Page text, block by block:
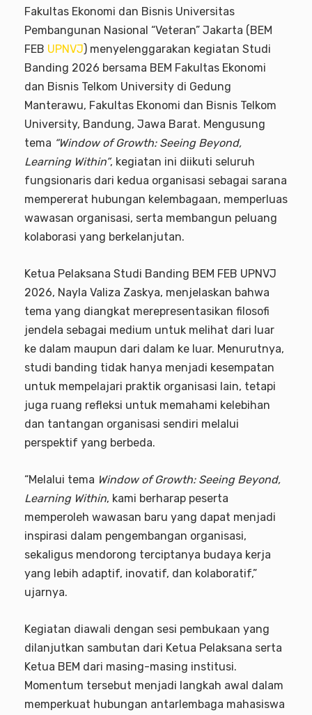
Fakultas Ekonomi dan Bisnis Universitas
Pembangunan Nasional “Veteran” Jakarta (BEM
FEB UPNVJ) menyelenggarakan kegiatan Studi
Banding 2026 bersama BEM Fakultas Ekonomi
dan Bisnis Telkom University di Gedung
Manterawu, Fakultas Ekonomi dan Bisnis Telkom
University, Bandung, Jawa Barat. Mengusung
tema “Window of Growth: Seeing Beyond,
Learning Within”, kegiatan ini diikuti seluruh
fungsionaris dari kedua organisasi sebagai sarana
mempererat hubungan kelembagaan, memperluas
wawasan organisasi, serta membangun peluang
kolaborasi yang berkelanjutan.
Ketua Pelaksana Studi Banding BEM FEB UPNVJ
2026, Nayla Valiza Zaskya, menjelaskan bahwa
tema yang diangkat merepresentasikan filosofi
jendela sebagai medium untuk melihat dari luar
ke dalam maupun dari dalam ke luar. Menurutnya,
studi banding tidak hanya menjadi kesempatan
untuk mempelajari praktik organisasi lain, tetapi
juga ruang refleksi untuk memahami kelebihan
dan tantangan organisasi sendiri melalui
perspektif yang berbeda.
“Melalui tema Window of Growth: Seeing Beyond,
Learning Within, kami berharap peserta
memperoleh wawasan baru yang dapat menjadi
inspirasi dalam pengembangan organisasi,
sekaligus mendorong terciptanya budaya kerja
yang lebih adaptif, inovatif, dan kolaboratif,”
ujarnya.
Kegiatan diawali dengan sesi pembukaan yang
dilanjutkan sambutan dari Ketua Pelaksana serta
Ketua BEM dari masing-masing institusi.
Momentum tersebut menjadi langkah awal dalam
memperkuat hubungan antarlembaga mahasiswa